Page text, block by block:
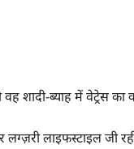
शादी-ब्याह में वेट्रेस
लाइफस्टाइल जी